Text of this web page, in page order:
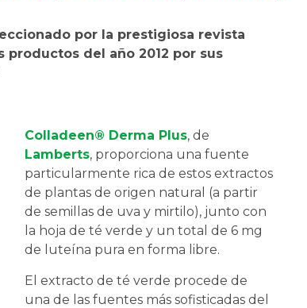
por la prestigiosa revista
productos del año 2012 por sus
Colladeen® Derma Plus, de
Lamberts, proporciona una fuente
particularmente rica de estos extractos
de plantas de origen natural (a partir
de semillas de uva y mirtilo), junto con
la hoja de té verde y un total de 6 mg
de luteína pura en forma libre.
El extracto de té verde procede de
una de las fuentes más sofisticadas del